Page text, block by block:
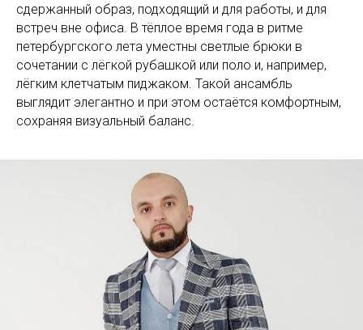
сдержанный образ, подходящий и для работы, и для
встреч вне офиса. В тёплое время года в ритме
петербургского лета уместны светлые брюки в
сочетании с лёгкой рубашкой или поло и, например,
лёгким клетчатым пиджаком. Такой ансамбль
выглядит элегантно и при этом остаётся комфортным,
сохраняя визуальный баланс.